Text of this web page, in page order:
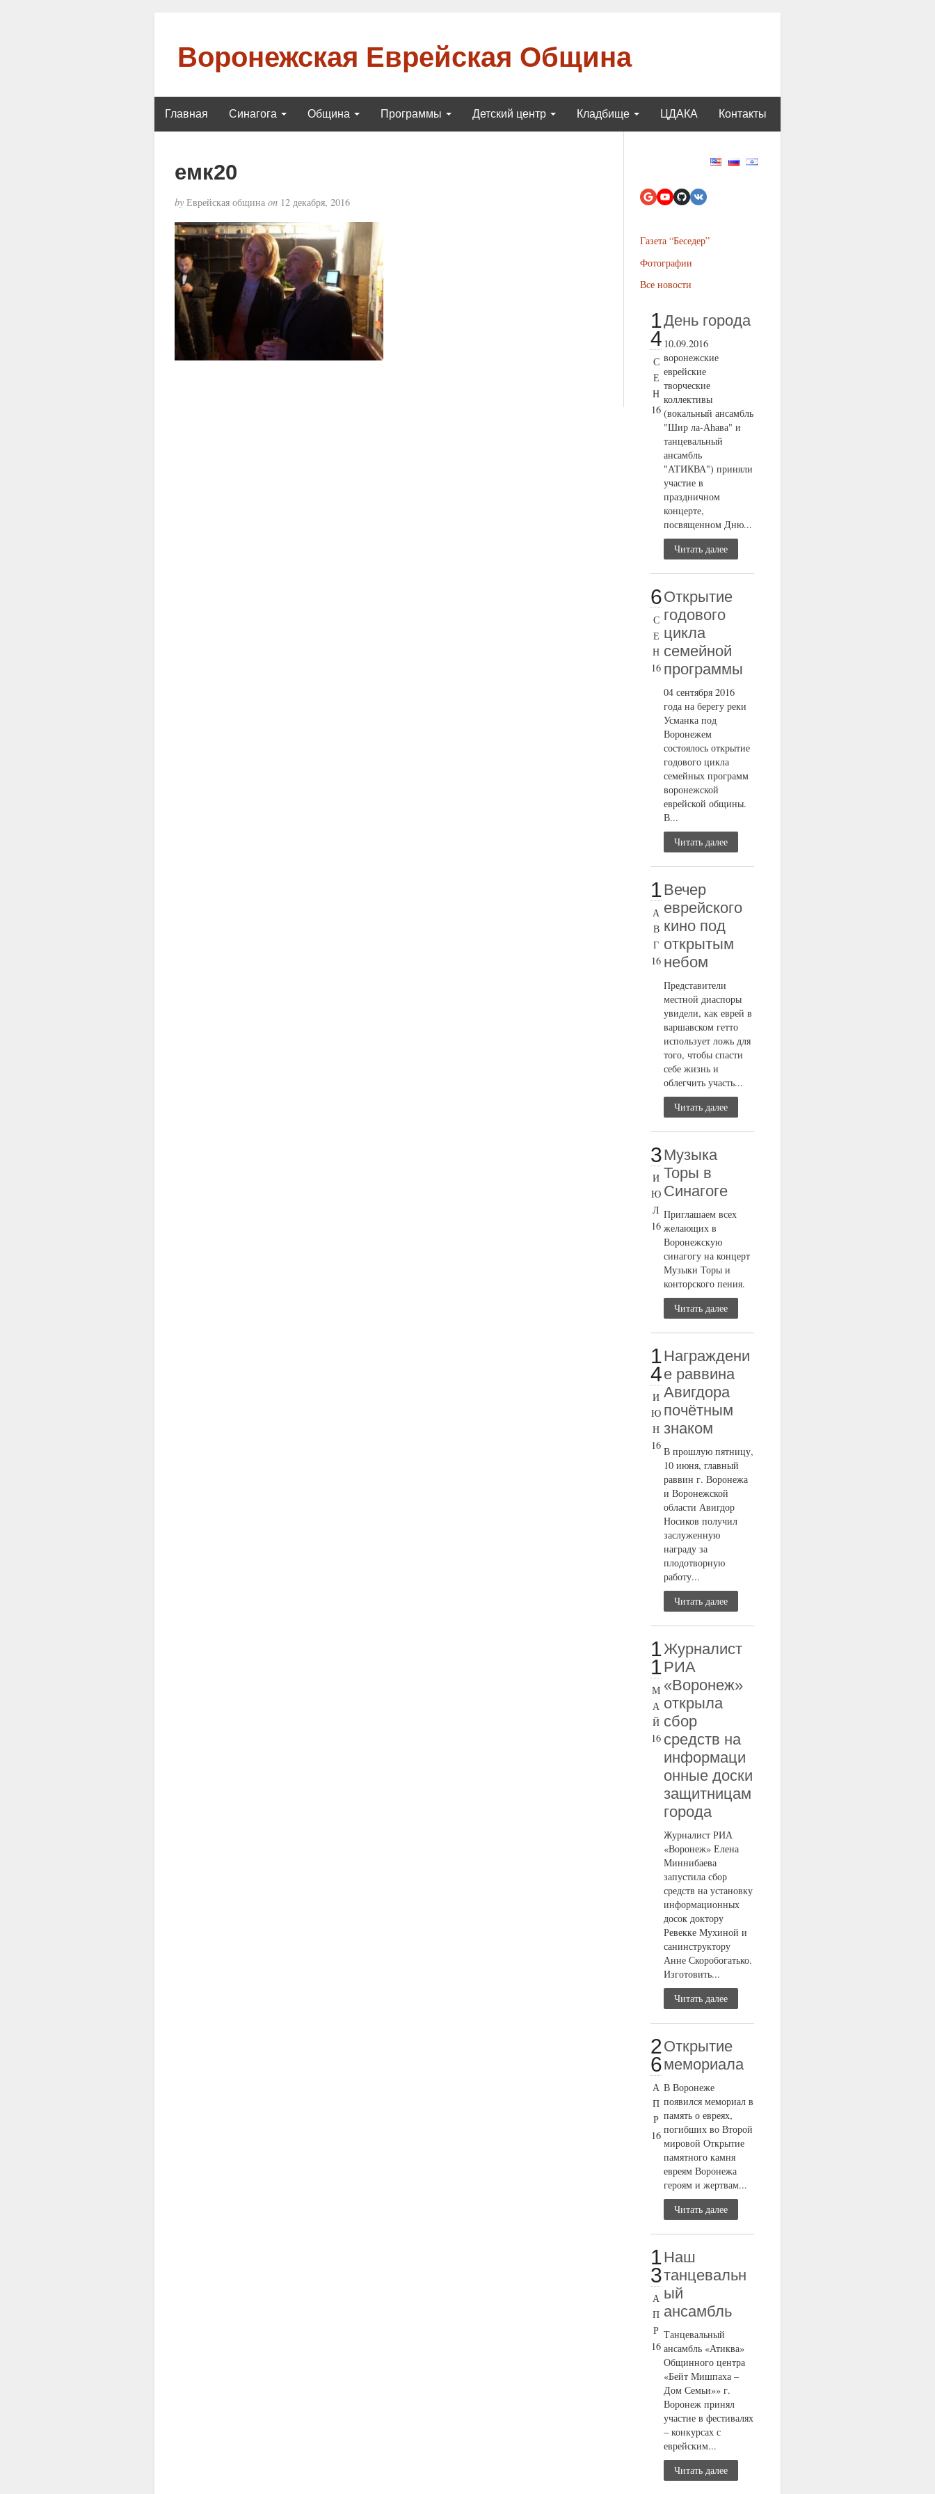
Воронежская Еврейская Община
Главная Синагога Община Программы Детский центр Кладбище ЦДАКА Контакты
емк20
byЕврейская община on12 декабря, 2016
Газета “Беседер”
Фотографии
Все новости
1
4
С
Е
Н
16
День города
10.09.2016
воронежские
еврейские
творческие
коллективы
(вокальный ансамбль
"Шир ла-Аhава" и
танцевальный
ансамбль
"АТИКВА") приняли
участие в
праздничном
концерте,
посвященном Дню...
Читать далее
6
С
Е
Н
16
Открытие
годового
цикла
семейной
программы
04 сентября 2016
года на берегу реки
Усманка под
Воронежем
состоялось открытие
годового цикла
семейных программ
воронежской
еврейской общины.
В...
Читать далее
1
А
В
Г
16
Вечер
еврейского
кино под
открытым
небом
Представители
местной диаспоры
увидели, как еврей в
варшавском гетто
использует ложь для
того, чтобы спасти
себе жизнь и
облегчить участь...
Читать далее
3
И
Ю
Л
16
Музыка
Торы в
Синагоге
Приглашаем всех
желающих в
Воронежскую
синагогу на концерт
Музыки Торы и
конторского пения.
Читать далее
1
4
И
Ю
Н
16
Награждени
е раввина
Авигдора
почётным
знаком
В прошлую пятницу,
10 июня, главный
раввин г. Воронежа
и Воронежской
области Авигдор
Носиков получил
заслуженную
награду за
плодотворную
работу...
Читать далее
1
1
М
А
Й
16
Журналист
РИА
«Воронеж»
открыла
сбор
средств на
информаци
онные доски
защитницам
города
Журналист РИА
«Воронеж» Елена
Миннибаева
запустила сбор
средств на установку
информационных
досок доктору
Ревекке Мухиной и
санинструктору
Анне Скоробогатько.
Изготовить...
Читать далее
2
6
А
П
Р
16
Открытие
мемориала
В Воронеже
появился мемориал в
память о евреях,
погибших во Второй
мировой Открытие
памятного камня
евреям Воронежа
героям и жертвам...
Читать далее
1
3
А
П
Р
16
Наш
танцевальн
ый
ансамбль
Танцевальный
ансамбль «Атиква»
Общинного центра
«Бейт Мишпаха –
Дом Семьи»» г.
Воронеж принял
участие в фестивалях
– конкурсах с
еврейским...
Читать далее